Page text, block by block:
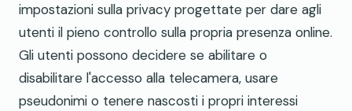
impostazioni sulla privacy progettate per dare agli
utenti il pieno controllo sulla propria presenza online.
Gli utenti possono decidere se abilitare o
disabilitare l'accesso alla telecamera, usare
pseudonimi o tenere nascosti i propri interessi